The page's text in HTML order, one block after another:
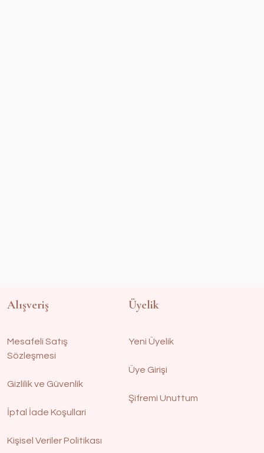
Alışveriş
Mesafeli Satış
Sözleşmesi
Gizlilik ve Güvenlik
İptal İade Koşullari
Kişisel Veriler Politikası
Üyelik
Yeni Üyelik
Üye Girişi
Şifremi Unuttum